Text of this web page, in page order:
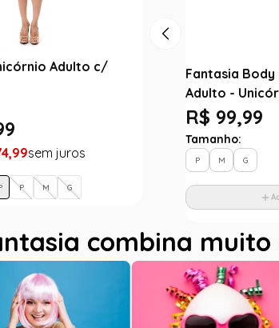
Adulto c/
,99
P M G
Fantasia Body
Adulto -
R$ 99,99
Tamanho:
P M G
combina muito